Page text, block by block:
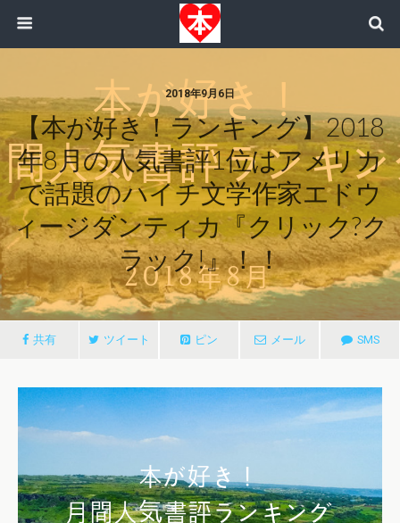
2018年9月6日
【本が好き！ランキング】2018
年8月の人気書評1位はアメリカ
で話題のハイチ文学作家エドウ
ィージダンティカ『クリック?ク
ラック!』！！
共有 ツイート ピン メール SMS